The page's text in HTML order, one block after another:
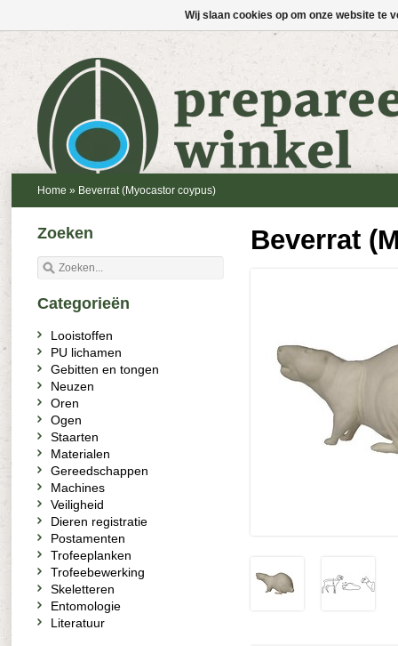
Home » Beverrat (Myocastor coypus)
Beverrat
Zoeken
Categorieën
Looistoffen
PU lichamen
Gebitten en tongen
Neuzen
Oren
Ogen
Staarten
Materialen
Gereedschappen
Machines
Veiligheid
Dieren registratie
Postamenten
Trofeeplanken
Trofeebewerking
Skeletteren
Entomologie
Literatuur
Wij slaan cookies op om onze website te